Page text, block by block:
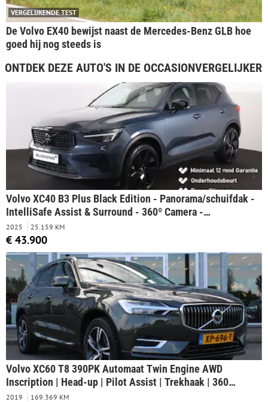
VERGELIJKENDE TEST
De Volvo EX40 bewijst naast de Mercedes-Benz GLB hoe
goed hij nog steeds is
ONTDEK DEZE AUTO'S IN DE OCCASIONVERGELIJKER
Volvo XC40 B3 Plus Black Edition - Panorama/schuifdak -
IntelliSafe Assist & Surround - 360º Camera -
Harman/Kardon audio - Verwarmde voorstoelen & stuur -
Parkeersensoren voor & achter - Elektr. bedienb.
voorstoelen met geheugen links - Draadloze tel. lader -
Standkachel - Extra getint glas - 20' LMV
2025 25.159 KM
€ 43.900
Volvo XC60 T8 390PK Automaat Twin Engine AWD
Inscription | Head-up | Pilot Assist | Trekhaak | 360
Camera | H&K Audio | Schuif/kanteldak |
2019 169.369 KM